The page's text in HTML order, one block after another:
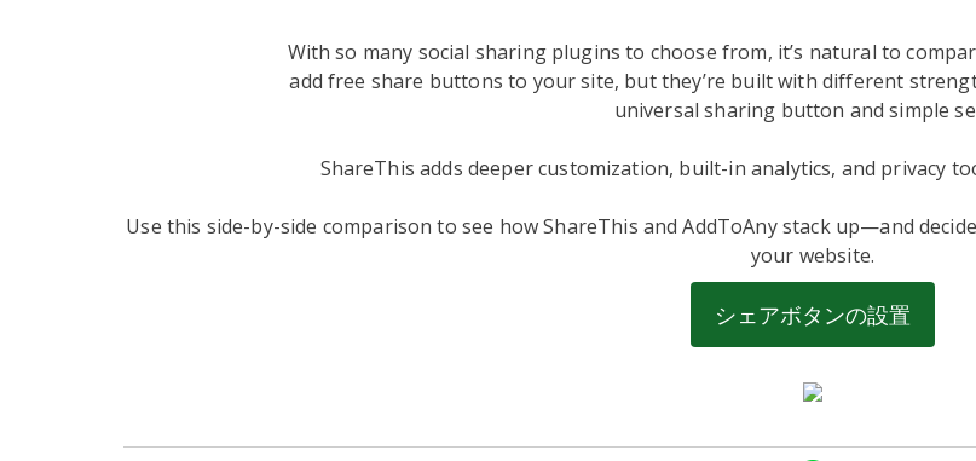
With so many social sharing plugins to choose from, it’s natural to
add free share buttons to your site, but they’re built with different
universal sharing button and simple
ShareThis adds deeper customization, built-in analytics, and privacy
Use this side-by-side comparison to see how ShareThis and AddToAny stack up—and
your website.
シェアボタンの設置